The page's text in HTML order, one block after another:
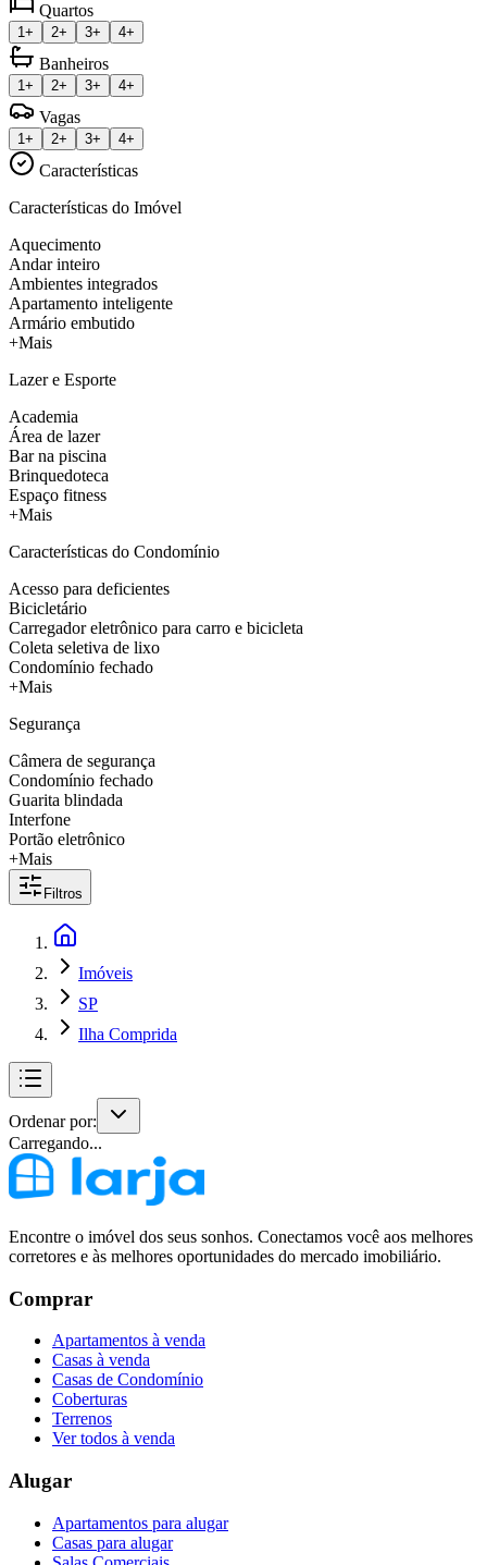
Quartos
1+ 2+ 3+ 4+
Banheiros
1+ 2+ 3+ 4+
Vagas
1+ 2+ 3+ 4+
Características
Características do Imóvel
Aquecimento
Andar inteiro
Ambientes integrados
Apartamento inteligente
Armário embutido
+Mais
Lazer e Esporte
Academia
Área de lazer
Bar na piscina
Brinquedoteca
Espaço fitness
+Mais
Características do Condomínio
Acesso para deficientes
Bicicletário
Carregador eletrônico para carro e bicicleta
Coleta seletiva de lixo
Condomínio fechado
+Mais
Segurança
Câmera de segurança
Condomínio fechado
Guarita blindada
Interfone
Portão eletrônico
+Mais
Filtros
Imóveis
SP
Ilha Comprida
Ordenar por:
Carregando...
Encontre o imóvel dos seus sonhos. Conectamos você aos melhores
corretores e às melhores oportunidades do mercado imobiliário.
Comprar
Apartamentos à venda
Casas à venda
Casas de Condomínio
Coberturas
Terrenos
Ver todos à venda
Alugar
Apartamentos para alugar
Casas para alugar